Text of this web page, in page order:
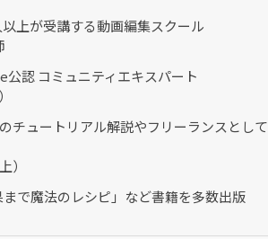
上が受講する動画編集スクール
認 コミュニティエキスパート
チュートリアル解説やフリーランスとして
）
で魔法のレシピ」など書籍を多数出版